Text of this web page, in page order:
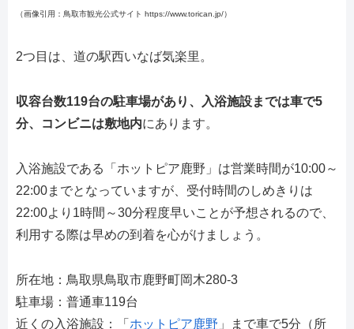
（画像引用：鳥取市観光公式サイト https://www.torican.jp/）
2つ目は、道の駅西いなば気楽里。
収容台数119台の駐車場があり、入浴施設までは車で5
分、コンビニは敷地内にあります。
入浴施設である「ホットピア鹿野」は営業時間が10:00～
22:00までとなっていますが、受付時間のしめきりは
22:00より1時間～30分程度早いことが予想されるので、
利用する際は早めの到着を心がけましょう。
所在地：鳥取県鳥取市鹿野町岡木280-3
駐車場：普通車119台
近くの入浴施設：「 ホットピア鹿野 」まで車で5分（所